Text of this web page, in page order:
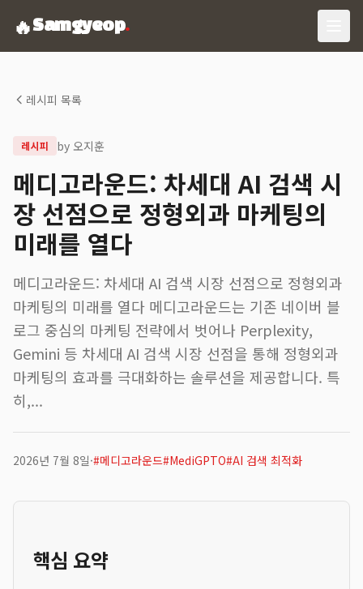
🔥Samgyeop.
레시피 목록
레시피 by 오지훈
메디고라운드: 차세대 AI 검색 시
장 선점으로 정형외과 마케팅의
미래를 열다
메디고라운드: 차세대 AI 검색 시장 선점으로 정형외과
마케팅의 미래를 열다 메디고라운드는 기존 네이버 블
로그 중심의 마케팅 전략에서 벗어나 Perplexity,
Gemini 등 차세대 AI 검색 시장 선점을 통해 정형외과
마케팅의 효과를 극대화하는 솔루션을 제공합니다. 특
히,...
2026년 7월 8일·#메디고라운드#MediGPTO#AI 검색 최적화
핵심 요약